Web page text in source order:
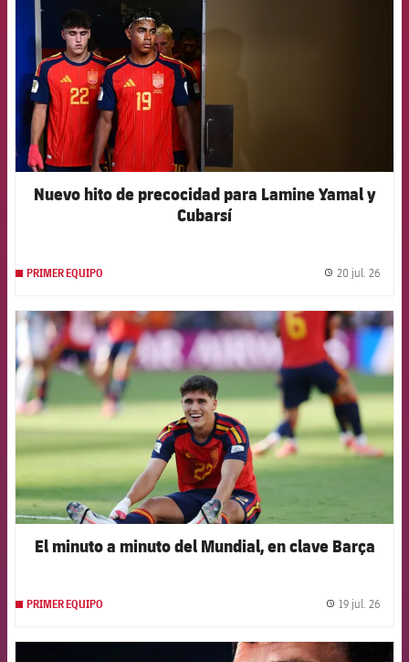
Nuevo hito de precocidad para Lamine Yamal y
Cubarsí
PRIMER EQUIPO 20 jul. 26
FCB Barcelona badge
El minuto a minuto del Mundial, en clave Barça
PRIMER EQUIPO 19 jul. 26
FCB Barcelona badge